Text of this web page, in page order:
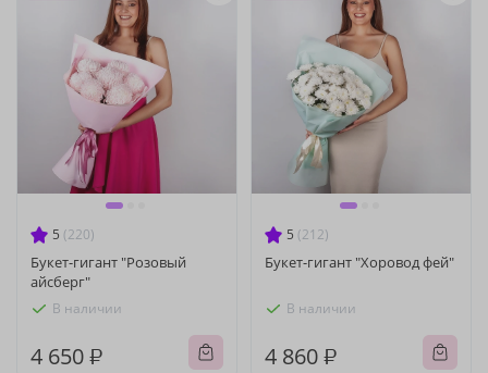
5 (220)
Букет-гигант "Розовый
айсберг"
В наличии
4 650 ₽
5 (212)
Букет-гигант "Хоровод фей"
В наличии
4 860 ₽